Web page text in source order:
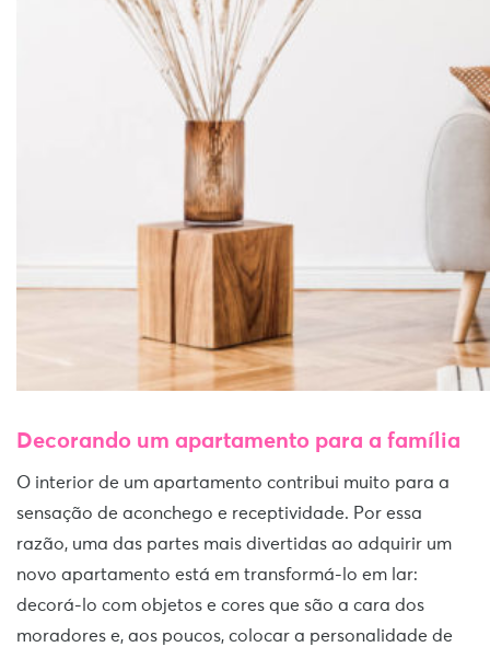
Decorando um apartamento para a família
O interior de um apartamento contribui muito para a
sensação de aconchego e receptividade. Por essa
razão, uma das partes mais divertidas ao adquirir um
novo apartamento está em transformá-lo em lar:
decorá-lo com objetos e cores que são a cara dos
moradores e, aos poucos, colocar a personalidade de